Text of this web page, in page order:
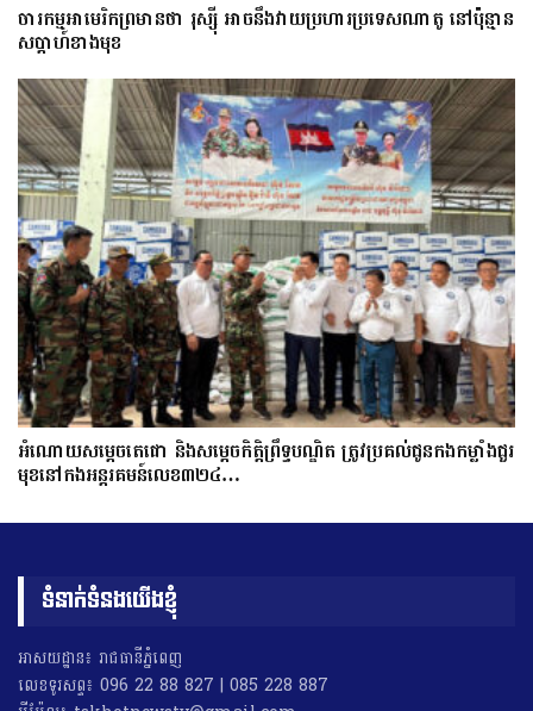
ចារកម្ម​អាមេរិក​ព្រមាន​ថា​ រុស្ស៊ី​ អាចនឹងវាយប្រហារប្រទេស​​ណា​តូ ​នៅ​ប៉ុន្មាន​
សប្តាហ៍​​ខាង​មុខ​​
អំណោយសម្តេចតេជោ និងសម្តេចកិត្តិព្រឹទ្ធបណ្ឌិត ត្រូវប្រគល់ជូនកងកម្លាំងជួរ
មុខនៅកងអន្តរគមន៍លេខ៣២៤…
ទំនាក់ទំនងយើងខ្ញុំ
អាសយដ្ឋាន៖ រាជធានីភ្នំពេញ
លេខទូរសព្ទ៖ 096 22 88 827 | 085 228 887